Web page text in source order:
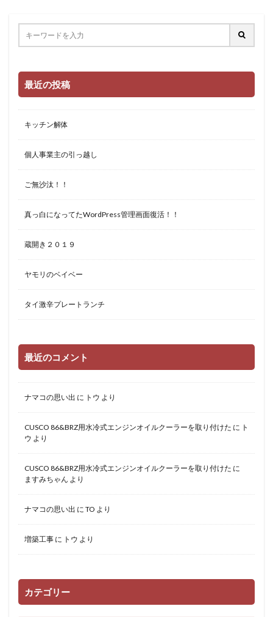
最近の投稿
キッチン解体
個人事業主の引っ越し
ご無沙汰！！
真っ白になってたWordPress管理画面復活！！
蔵開き２０１９
ヤモリのベイベー
タイ激辛プレートランチ
最近のコメント
ナマコの思い出 に トウ より
CUSCO 86&BRZ用水冷式エンジンオイルクーラーを取り付けた に ト
ウ より
CUSCO 86&BRZ用水冷式エンジンオイルクーラーを取り付けた に
ますみちゃん より
ナマコの思い出 に TO より
増築工事 に トウ より
カテゴリー